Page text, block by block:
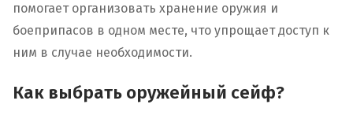
помогает организовать хранение оружия и
боеприпасов в одном месте, что упрощает доступ к
ним в случае необходимости.
Как выбрать оружейный сейф?